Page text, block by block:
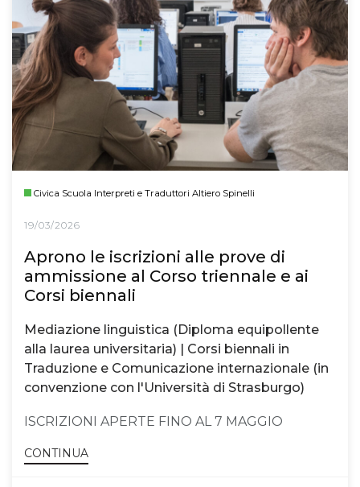
Civica Scuola Interpreti e Traduttori Altiero Spinelli
19/03/2026
Aprono le iscrizioni alle prove di
ammissione al Corso triennale e ai
Corsi biennali
Mediazione linguistica (Diploma equipollente
alla laurea universitaria) | Corsi biennali in
Traduzione e Comunicazione internazionale (in
convenzione con l'Università di Strasburgo)
ISCRIZIONI APERTE FINO AL 7 MAGGIO
CONTINUA